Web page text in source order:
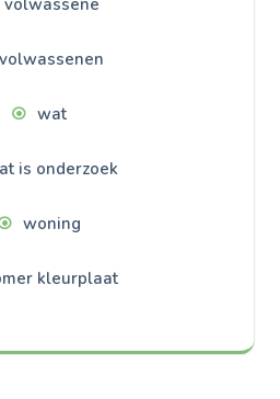
volwassenen
wat
is onderzoek
woning
kleurplaat